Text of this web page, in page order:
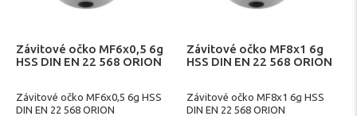
Závitové očko MF6x0,5 6g
HSS DIN EN 22 568 ORION
Závitové očko MF6x0,5 6g HSS
DIN EN 22 568 ORION
Závitové očko MF8x1 6g
HSS DIN EN 22 568 ORION
Závitové očko MF8x1 6g HSS
DIN EN 22 568 ORION